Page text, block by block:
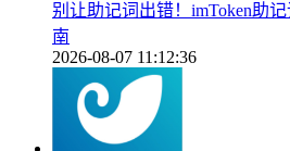
别让助记词出错！imToken助
南
2026-08-07 11:12:36